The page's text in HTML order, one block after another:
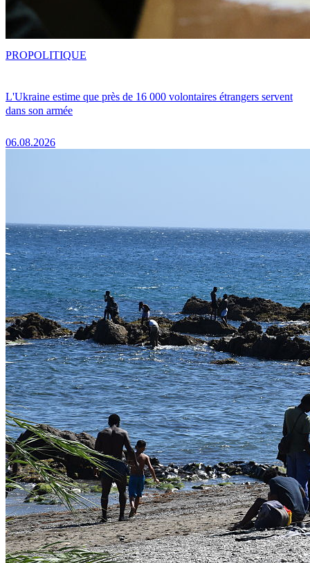
L'Ukraine estime que près de 16 000 volontaires étrangers servent
dans son armée
06.08.2026
PROPOLITIQUE